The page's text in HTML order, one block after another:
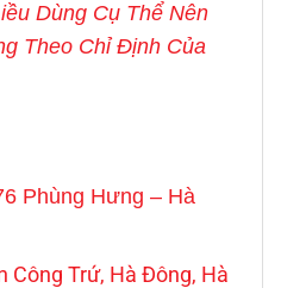
Dùng Cụ Thể Nên
Theo Chỉ Định Của
Phùng Hưng – Hà
Công Trứ, Hà Đông, Hà